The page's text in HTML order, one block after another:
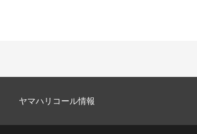
ヤマハリコール情報